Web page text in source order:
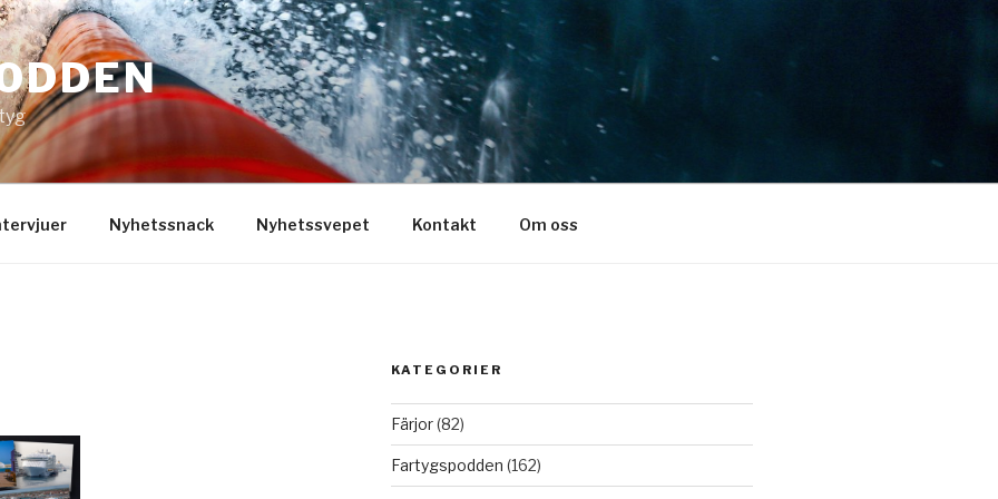
Nyhetssnack Nyhetssvepet Kontakt Om oss
KATEGORIER
Färjor(82)
Fartygspodden (162)